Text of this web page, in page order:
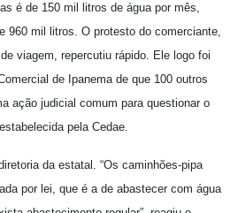
é de 150 mil litros de água por mês,
960 mil litros. O protesto do comerciante,
viagem, repercutiu rápido. Ele logo foi
de Ipanema de que 100 outros
ação judicial comum para questionar o
pela Cedae.
da estatal. “Os caminhões-pipa
por lei, que é a de abastecer com água